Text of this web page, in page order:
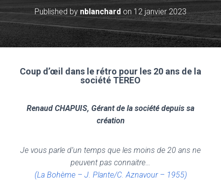
R
M
R
Published by nblanchard on 12 janvier 2023
Coup d’œil dans le rétro pour les 20 ans de la
société TEREO
Renaud CHAPUIS, Gérant de la société depuis sa
création
Je vous parle d’un temps que les moins de 20 ans ne
peuvent pas connaitre…
(La Bohème – J. Plante/C. Aznavour – 1955)